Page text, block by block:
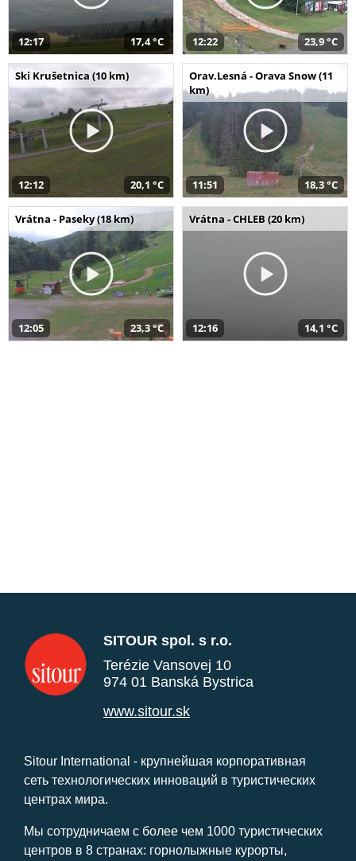
12:17 17,4 °C 12:22 23,9 °C
Ski Krušetnica (10 km)
12:12 20,1 °C
Orav.Lesná - Orava Snow (11
km)
11:51 18,3 °C
Vrátna - Paseky (18 km)
12:05 23,3 °C
Vrátna - CHLEB (20 km)
12:16 14,1 °C
SITOUR spol. s r.o.
Terézie Vansovej 10
974 01 Banská Bystrica
www.sitour.sk
Sitour International - крупнейшая корпоративная
сеть технологических инноваций в туристических
центрах мира.
Мы сотрудничаем с более чем 1000 туристических
центров в 8 странах: горнолыжные курорты,